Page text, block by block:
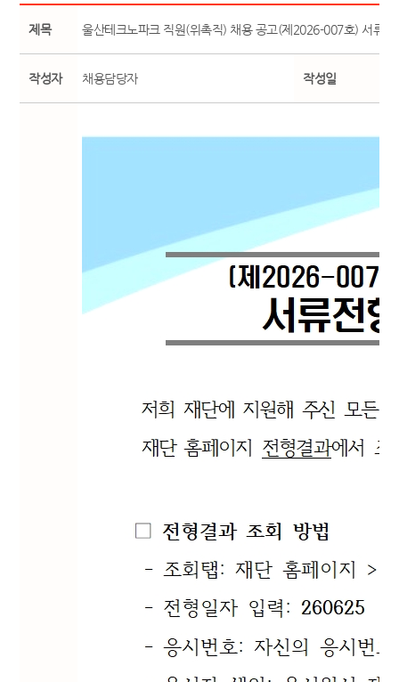
제목 울산테크노파크 직원(위촉직) 채용 공고(제2026-007호) 서류
작성자 채용담당자 작성일